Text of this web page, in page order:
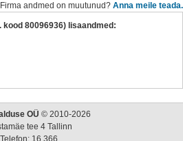
Firma andmed on muutunud? Anna meile teada.
80096936) lisaandmed:
OÜ © 2010-2026
tee 4 Tallinn
Telefon: 16 366